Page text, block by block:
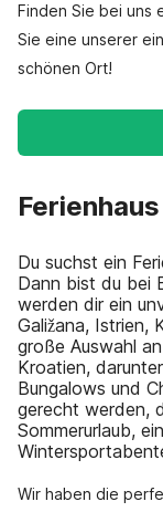
Finden Sie bei uns
Sie eine unserer
schönen Ort!
Du suchst ein
Dann bist du bei
werden dir ein
Galižana, Istrien,
große Auswahl
Kroatien,
Bungalows und
gerecht werden,
Sommerurlaub,
Wir haben die